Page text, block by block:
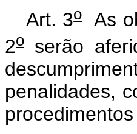
Art. 3oAs
2o serão
penalidades,